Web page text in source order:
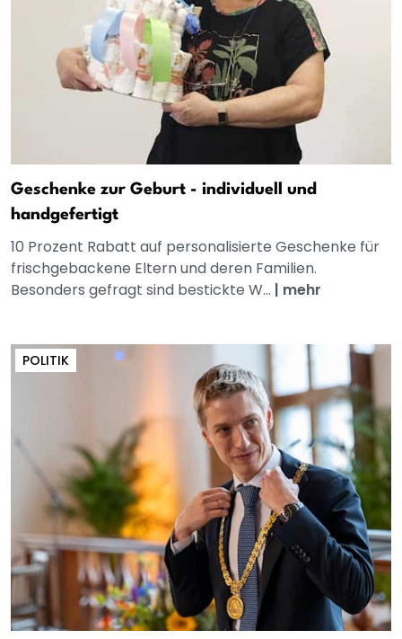
Geschenke zur Geburt - individuell und
handgefertigt
10 Prozent Rabatt auf personalisierte Geschenke für
frischgebackene Eltern und deren Familien.
Besonders gefragt sind bestickte W... | mehr
POLITIK